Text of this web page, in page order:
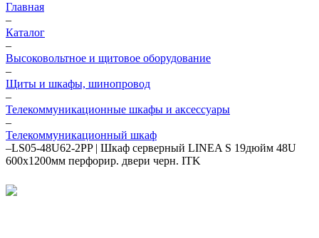
Главная
–
Каталог
–
Высоковольтное и щитовое оборудование
–
Щиты и шкафы, шинопровод
–
Телекоммуникационные шкафы и аксессуары
–
Телекоммуникационный шкаф
–LS05-48U62-2PP | Шкаф серверный LINEA S 19дюйм 48U
600х1200мм перфорир. двери черн. ITK